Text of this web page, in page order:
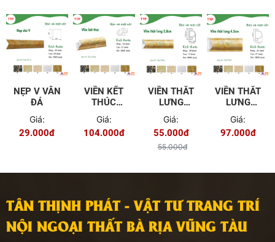
NẸP V VÂN
ĐÁ
Giá:
29.000đ
VIỀN KẾT
THÚC
7904
Giá:
104.000đ
VIỀN THẮT
LƯNG
- 7906
Giá:
55.000đ
55.000đ
VIỀN THẮT
LƯNG
- 7907
Giá:
97.000đ
TÂN THỊNH PHÁT - VẬT TƯ TRANG TRÍ
NỘI NGOẠI THẤT BÀ RỊA VŨNG TÀU